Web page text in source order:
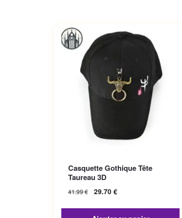
Casquette Gothique Tête
Taureau 3D
41.99€ 29.70 €